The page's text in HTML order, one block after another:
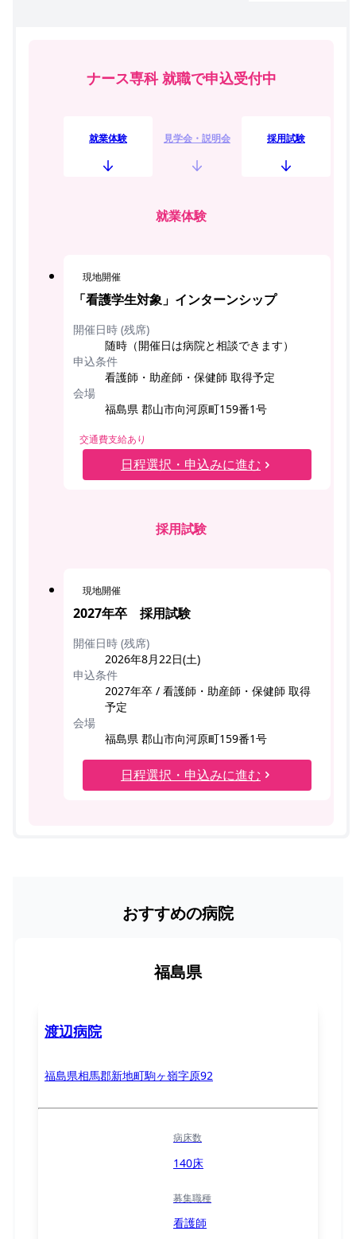
ナース専科 就職で申込受付中
就業体験 見学会・説明会 採用試験
就業体験
現地開催
「看護学生対象」インターンシップ
開催日時 (残席)
随時（開催日は病院と相談できます）
申込条件
看護師・助産師・保健師 取得予定
会場
福島県 郡山市向河原町159番1号
交通費支給あり
日程選択・申込みに進む
採用試験
現地開催
2027年卒 採用試験
開催日時 (残席)
2026年8月22日(土)
申込条件
2027年卒 / 看護師・助産師・保健師 取得
予定
会場
福島県 郡山市向河原町159番1号
日程選択・申込みに進む
おすすめの病院
福島県
渡辺病院
福島県相馬郡新地町駒ヶ嶺字原92
病床数
140床
募集職種
看護師